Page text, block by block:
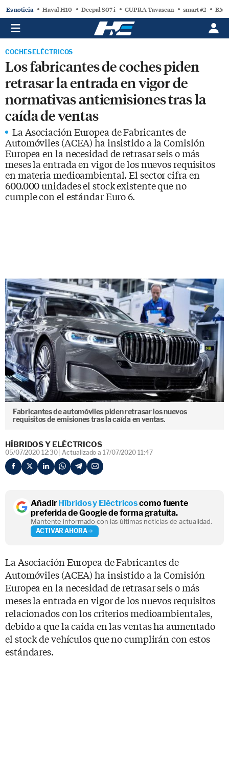
Es noticia Haval H10 Deepal S07 i CUPRA Tavascan smart #2
COCHES ELÉCTRICOS
Los fabricantes de coches piden
retrasar la entrada en vigor de
normativas antiemisiones tras la
caída de ventas
La Asociación Europea de Fabricantes de
Automóviles (ACEA) ha insistido a la Comisión
Europea en la necesidad de retrasar seis o más
meses la entrada en vigor de los nuevos requisitos
en materia medioambiental. El sector cifra en
600.000 unidades el stock existente que no
cumple con el estándar Euro 6.
Fabricantes de automóviles piden retrasar los nuevos
requisitos de emisiones tras la caída en ventas.
HÍBRIDOS Y ELÉCTRICOS
05/07/2020 12:30 Actualizado a 17/07/2020 11:47
AñadirHíbridos y Eléctricoscomo fuente
preferida de Google de forma gratuita.
Mantente informado con las últimas noticias de actualidad.
ACTIVAR AHORA
La Asociación Europea de Fabricantes de
Automóviles (ACEA) ha insistido a la Comisión
Europea en la necesidad de retrasar seis o más
meses la entrada en vigor de los nuevos requisitos
relacionados con los criterios medioambientales,
debido a que la caída en las ventas ha aumentado
el stock de vehículos que no cumplirán con estos
estándares.